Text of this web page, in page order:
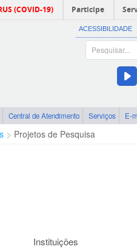
(COVID-19) Participe
ACESSIBILIDADE
Central de Atendimento Serviços E-
Projetos de Pesquisa
Instituições